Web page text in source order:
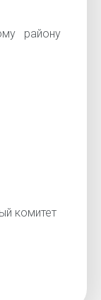
району
комитет